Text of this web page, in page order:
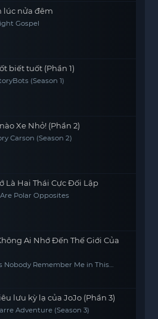
lúc nửa đêm
Gospel
biết tuốt (Phần 1)
(Season 1)
Xe Nhỏ! (Phần 2)
Carson (Season 2)
Là Hai Thái Cực Đối Lập
Polar Opposites
Ai Nhớ Đến Thế Giới Của
Nobody Remember Me in This
lưu kỳ lạ của JoJo (Phần 3)
Adventure (Season 3)